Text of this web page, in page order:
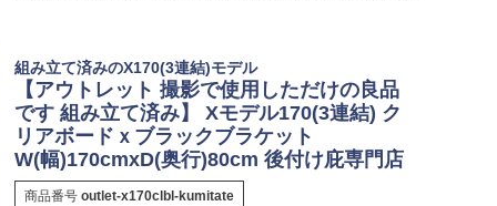
組み立て済みのX170(3連結)モデル
【アウトレット 撮影で使用しただけの良品
です 組み立て済み】 Xモデル170(3連結) ク
リアボードｘブラックブラケット
W(幅)170cmxD(奥行)80cm 後付け庇専門店
商品番号 outlet-x170clbl-kumitate